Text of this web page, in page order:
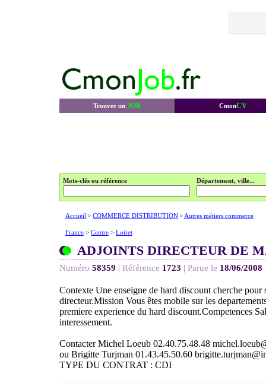
Trouvez un JOB CmonCV
Mots-clés ou référence Département, ville...
Accueil > COMMERCE DISTRIBUTION> Autres métiers commerce
France > Centre > Loiret
ADJOINTS DIRECTEUR DE
Numéro 58359 | Référence 1723 | Parue le 18/06/2008
Contexte Une enseigne de hard discount cherche pour
directeur.Mission Vous êtes mobile sur les
premiere experience du hard discount.Competences
interessement.
Contacter Michel Loeub 02.40.75.48.48
ou Brigitte Turjman 01.43.45.50.60
TYPE DU CONTRAT : CDI